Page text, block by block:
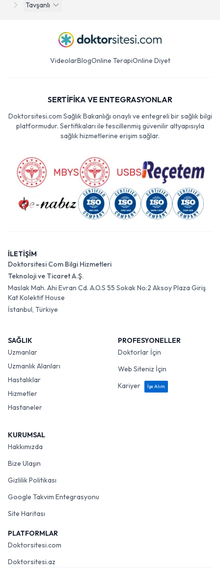
Tavşanlı
VideolarBlogOnline TerapiOnline Diyet
SERTİFİKA VE ENTEGRASYONLAR
Doktorsitesi.com Sağlık Bakanlığı onaylı ve entegreli bir sağlık bilgi
platformudur. Sertifikaları ile tescillenmiş güvenilir altyapısıyla
sağlık hizmetlerine erişim sağlar.
İLETİŞİM
Doktorsitesi Com Bilgi Hizmetleri
Teknoloji ve Ticaret A.Ş.
Maslak Mah. Ahi Evran Cd. A.O.S 55 Sokak No:2 Aksoy Plaza Giriş
Kat Kolektif House
İstanbul, Türkiye
SAĞLIK
Uzmanlar
Uzmanlık Alanları
Hastalıklar
Hizmetler
Hastaneler
PROFESYONELLER
Doktorlar İçin
Web Siteniz İçin
Kariyer
İşe Alım
KURUMSAL
Hakkımızda
Bize Ulaşın
Gizlilik Politikası
Google Takvim Entegrasyonu
Site Haritası
PLATFORMLAR
Doktorsitesi.com
Doktorsitesi.az